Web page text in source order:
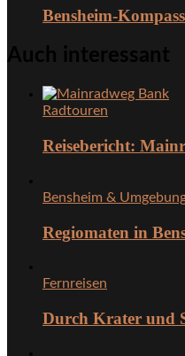
Bensheim-
Auch interessant
Radtouren
Reisebericht:
Bensheim &
Regiomaten in
Fernreisen
Durch Krater und